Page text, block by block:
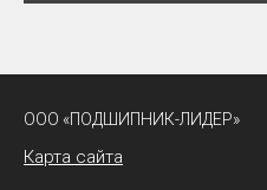
ООО «ПОДШИПНИК-ЛИДЕР»
Карта сайта